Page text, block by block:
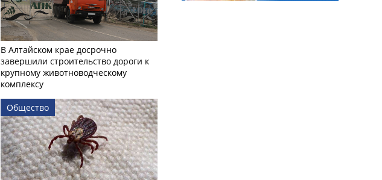
В Алтайском крае досрочно
завершили строительство дороги к
крупному животноводческому
комплексу
Общество